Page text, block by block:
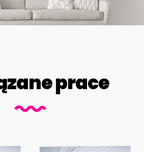
prace